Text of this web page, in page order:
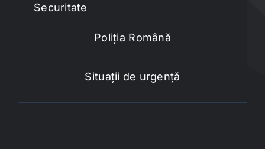
Securitate
Poliția Română
Situații de urgență